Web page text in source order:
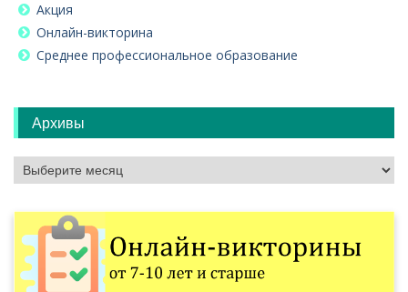
Акция
Онлайн-викторина
Среднее профессиональное образование
Архивы
Архивы